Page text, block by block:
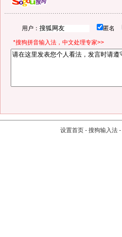
用户： 匿名
*搜狗拼音输入法，中文处理专家>>
设置首页 - 搜狗输入法 -